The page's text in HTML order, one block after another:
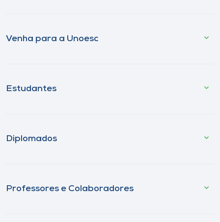
Venha para a Unoesc
Estudantes
Diplomados
Professores e Colaboradores